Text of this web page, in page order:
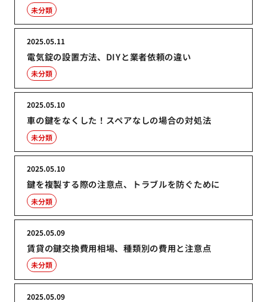
未分類
電気錠の設置方法、DIYと業者依頼の違い
2025.05.11
未分類
車の鍵をなくした！スペアなしの場合の対処法
2025.05.10
未分類
鍵を複製する際の注意点、トラブルを防ぐために
2025.05.10
未分類
賃貸の鍵交換費用相場、種類別の費用と注意点
2025.05.09
未分類
2025.05.09